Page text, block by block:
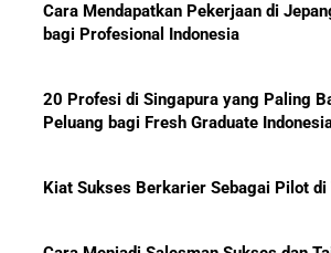
Cara Mendapatkan Pekerjaan di
bagi Profesional Indonesia
20 Profesi di Singapura yang Paling
Peluang bagi Fresh Graduate
Kiat Sukses Berkarier Sebagai Pilot di